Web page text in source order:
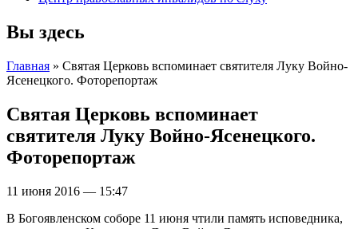
Вы здесь
Главная » Святая Церковь вспоминает святителя Луку Войно-
Ясенецкого. Фоторепортаж
Святая Церковь вспоминает
святителя Луку Войно-Ясенецкого.
Фоторепортаж
11 июня 2016 — 15:47
В Богоявленском соборе 11 июня чтили память исповедника,